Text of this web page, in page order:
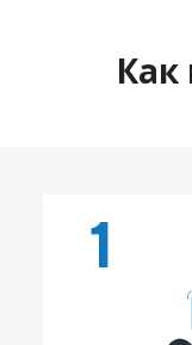
1